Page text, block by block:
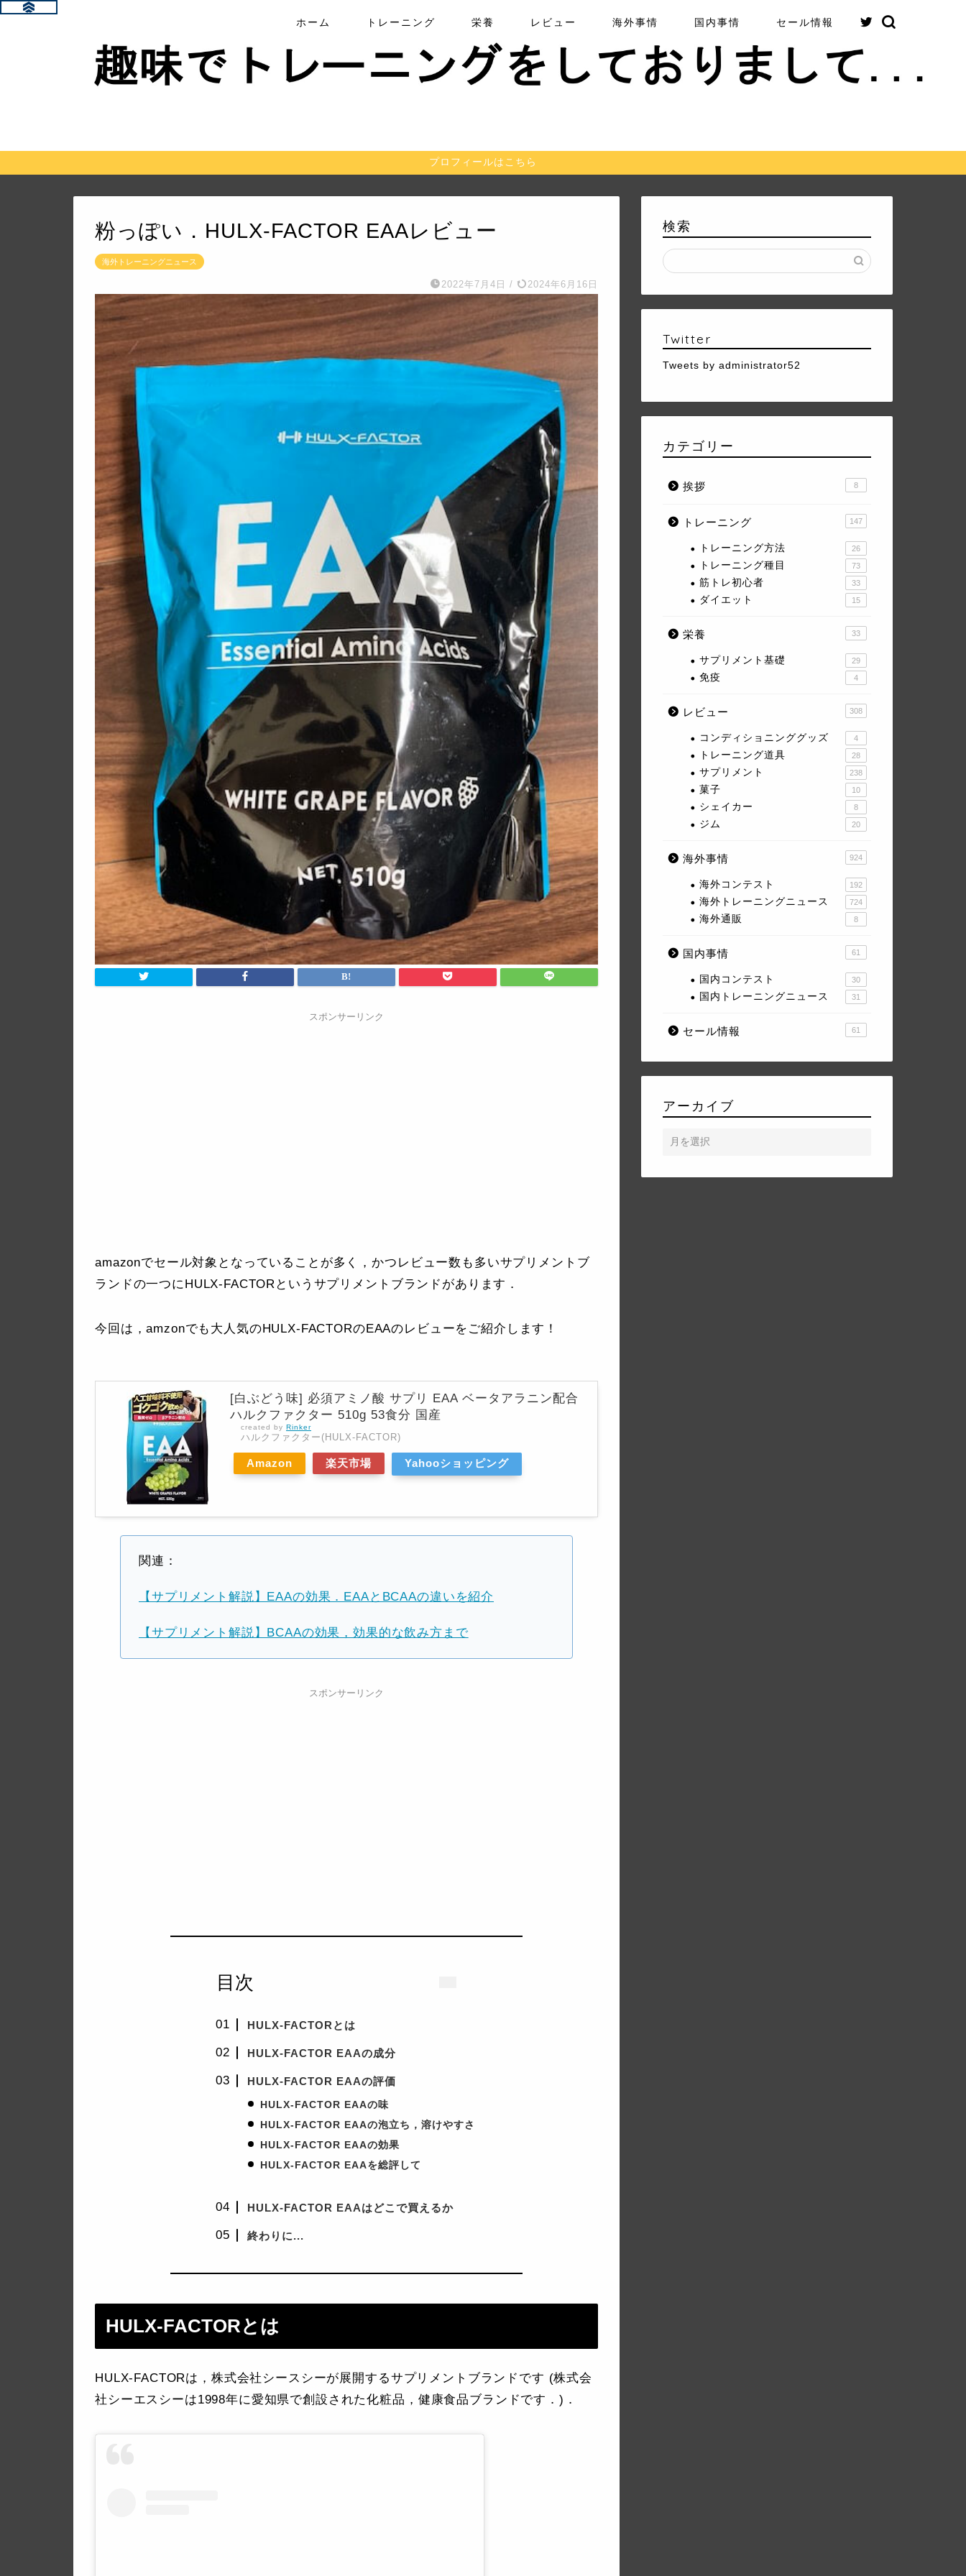
ホーム トレーニング 栄養 レビュー 海外事情 国内事情 セール情報
プロフィールはこちら
粉っぽい．HULX-FACTOR EAAレビュー
海外トレーニングニュース
2022年7月4日 / 2024年6月16日
スポンサーリンク
amazonでセール対象となっていることが多く，かつレビュー数も多いサプリメントブ
ランドの一つにHULX-FACTORというサプリメントブランドがあります．
今回は，amzonでも大人気のHULX-FACTORのEAAのレビューをご紹介します！
[白ぶどう味] 必須アミノ酸 サプリ EAA ベータアラニン配合
ハルクファクター 510g 53食分 国産
created by Rinker
ハルクファクター(HULX-FACTOR)
Amazon 楽天市場 Yahooショッピング
関連：
【サプリメント解説】EAAの効果．EAAとBCAAの違いを紹介
【サプリメント解説】BCAAの効果，効果的な飲み方まで
スポンサーリンク
目次
HULX-FACTORとは
HULX-FACTOR EAAの成分
HULX-FACTOR EAAの評価
HULX-FACTOR EAAの味
HULX-FACTOR EAAの泡立ち，溶けやすさ
HULX-FACTOR EAAの効果
HULX-FACTOR EAAを総評して
HULX-FACTOR EAAはどこで買えるか
終わりに...
HULX-FACTORとは
HULX-FACTORは，株式会社シースシーが展開するサプリメントブランドです (株式会
社シーエスシーは1998年に愛知県で創設された化粧品，健康食品ブランドです．)．
検索
Twitter
Tweets by administrator52
カテゴリー
挨拶 8
トレーニング 147
トレーニング方法 26
トレーニング種目 73
筋トレ初心者 33
ダイエット 15
栄養 33
サプリメント基礎 29
免疫 4
レビュー 308
コンディショニンググッズ 4
トレーニング道具 28
サプリメント 238
菓子 10
シェイカー 8
ジム 20
海外事情 924
海外コンテスト 192
海外トレーニングニュース 724
海外通販 8
国内事情 61
国内コンテスト 30
国内トレーニングニュース 31
セール情報 61
アーカイブ